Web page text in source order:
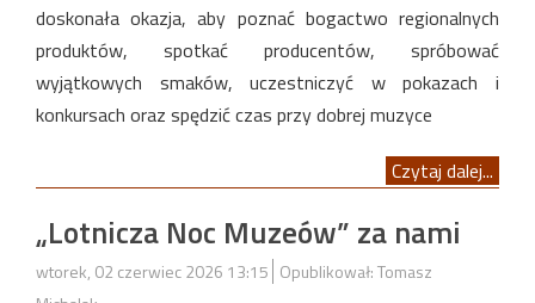
doskonała okazja, aby poznać bogactwo regionalnych
produktów, spotkać producentów, spróbować
wyjątkowych smaków, uczestniczyć w pokazach i
konkursach oraz spędzić czas przy dobrej muzyce
Czytaj dalej...
„Lotnicza Noc Muzeów” za nami
wtorek, 02 czerwiec 2026 13:15 Opublikował: Tomasz